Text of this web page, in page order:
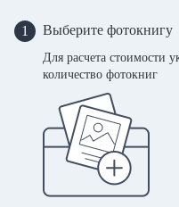
1 Выберите фотокнигу
Для расчета стоимости
количество фотокниг